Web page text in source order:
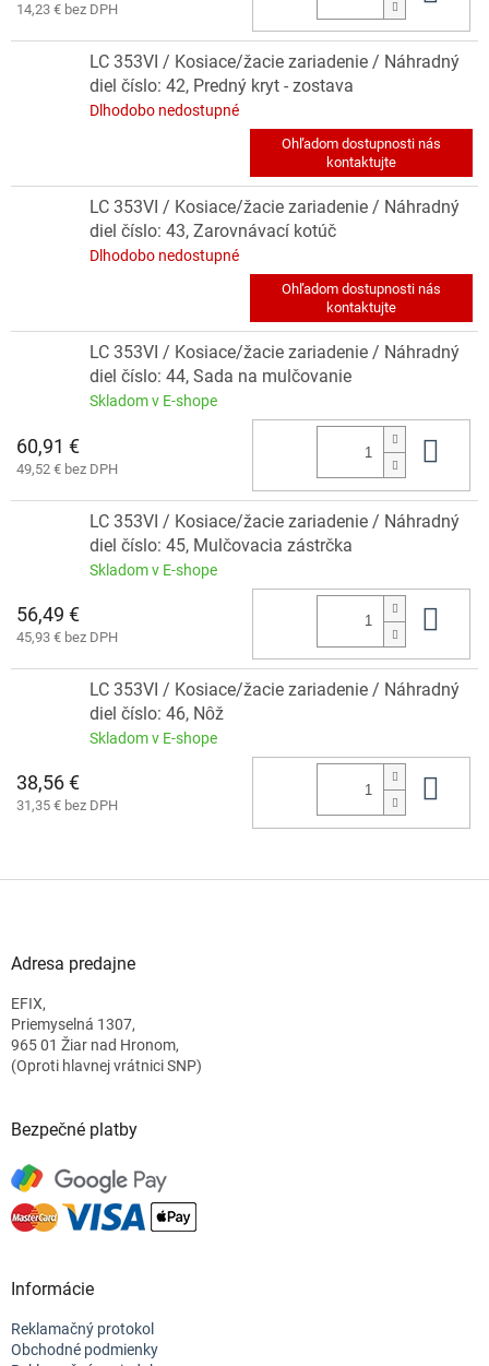
14,23 € bez DPH
LC 353VI / Kosiace/žacie zariadenie / Náhradný
diel číslo: 42, Predný kryt - zostava
Dlhodobo nedostupné
LC 353VI / Kosiace/žacie zariadenie / Náhradný
diel číslo: 43, Zarovnávací kotúč
Dlhodobo nedostupné
LC 353VI / Kosiace/žacie zariadenie / Náhradný
diel číslo: 44, Sada na mulčovanie
Skladom v E-shope
60,91 €
49,52 € bez DPH
LC 353VI / Kosiace/žacie zariadenie / Náhradný
diel číslo: 45, Mulčovacia zástrčka
Skladom v E-shope
56,49 €
45,93 € bez DPH
LC 353VI / Kosiace/žacie zariadenie / Náhradný
diel číslo: 46, Nȏž
Skladom v E-shope
38,56 €
31,35 € bez DPH
Adresa predajne
EFIX,
Priemyselná 1307,
965 01 Žiar nad Hronom,
(Oproti hlavnej vrátnici SNP)
Bezpečné platby
Informácie
Reklamačný protokol
Obchodné podmienky